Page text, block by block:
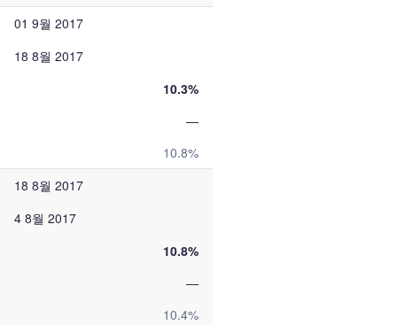
01 9월 2017
18 8월 2017
10.3%
—
10.8%
18 8월 2017
4 8월 2017
10.8%
—
10.4%